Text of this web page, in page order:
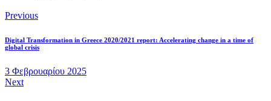
Previous
Digital Transformation in Greece 2020/2021 report: Accelerating change in a time of
global crisis
3 Φεβρουαρίου 2025
Next